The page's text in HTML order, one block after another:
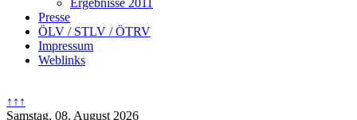
Ergebnisse 2011
Presse
ÖLV / STLV / ÖTRV
Impressum
Weblinks
↑↑↑
Samstag, 08. August 2026